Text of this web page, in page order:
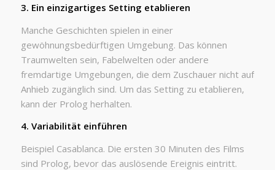
3. Ein einzigartiges Setting etablieren
Manche Geschichten spielen in einer
gewöhnungsbedürftigen Umgebung. Das können
Traumwelten sein, Fabelwelten oder andere
fremdartige Umgebungen, die dem Zuschauer nicht auf
Anhieb zugänglich sind. Um das Setting zu etablieren,
kann der Prolog herhalten.
4. Variabilität einführen
Beispiel Casablanca. Die ersten 30 Minuten des Films
sind Prolog, bevor das auslösende Ereignis eintritt.